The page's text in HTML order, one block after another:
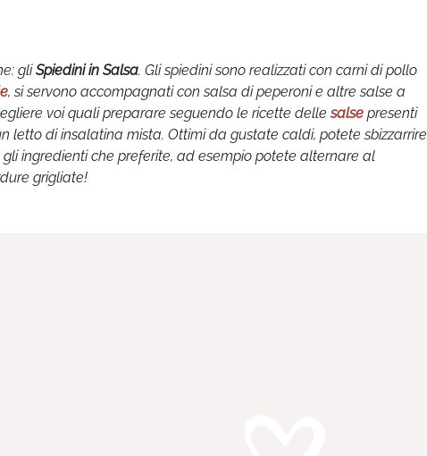
gliSpiedini in Salsa. Gli spiedini sono realizzati con carni di pollo
, si servono accompagnati con salsa di peperoni e altre salse a
voi quali preparare seguendo le ricette dellesalse presenti
letto di insalatina mista. Ottimi da gustate caldi, potete sbizzarrire
ingredienti che preferite, ad esempio potete alternare al
grigliate!